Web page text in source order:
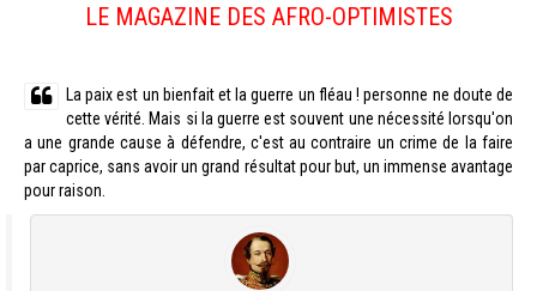
LE MAGAZINE DES AFRO-OPTIMISTES
La paix est un bienfait et la guerre un fléau ! personne ne doute de
cette vérité. Mais si la guerre est souvent une nécessité lorsqu'on
a une grande cause à défendre, c'est au contraire un crime de la faire
par caprice, sans avoir un grand résultat pour but, un immense avantage
pour raison.